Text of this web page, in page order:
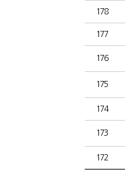
178
177
176
175
174
173
172